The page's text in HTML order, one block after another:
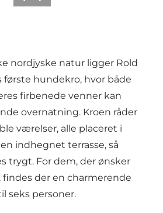
nordjyske natur ligger Rold
første hundekro, hvor både
firbenede venner kan
overnatning. Kroen råder
værelser, alle placeret i
indhegnet terrasse, så
trygt. For dem, der ønsker
findes der en charmerende
seks personer.